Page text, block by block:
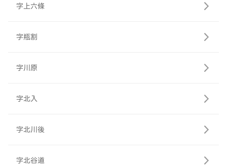
字上六條
字瓶割
字川原
字北入
字北川後
字北谷道